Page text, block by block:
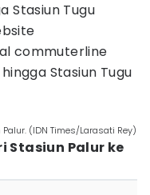
Stasiun Tugu
commuterline
Stasiun Tugu
(IDN Times/Larasati Rey)
Palur ke